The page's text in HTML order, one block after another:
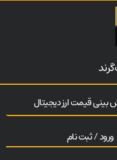
بینی قیمت ارز دیجیتال
ورود / ثبت نام